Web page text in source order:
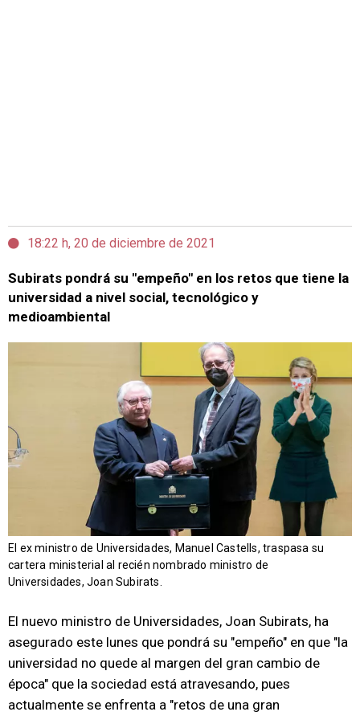
18:22 h, 20 de diciembre de 2021
Subirats pondrá su "empeño" en los retos que tiene la
universidad a nivel social, tecnológico y
medioambiental
El ex ministro de Universidades, Manuel Castells, traspasa su
cartera ministerial al recién nombrado ministro de
Universidades, Joan Subirats.
El nuevo ministro de Universidades, Joan Subirats, ha
asegurado este lunes que pondrá su "empeño" en que "la
universidad no quede al margen del gran cambio de
época" que la sociedad está atravesando, pues
actualmente se enfrenta a "retos de una gran